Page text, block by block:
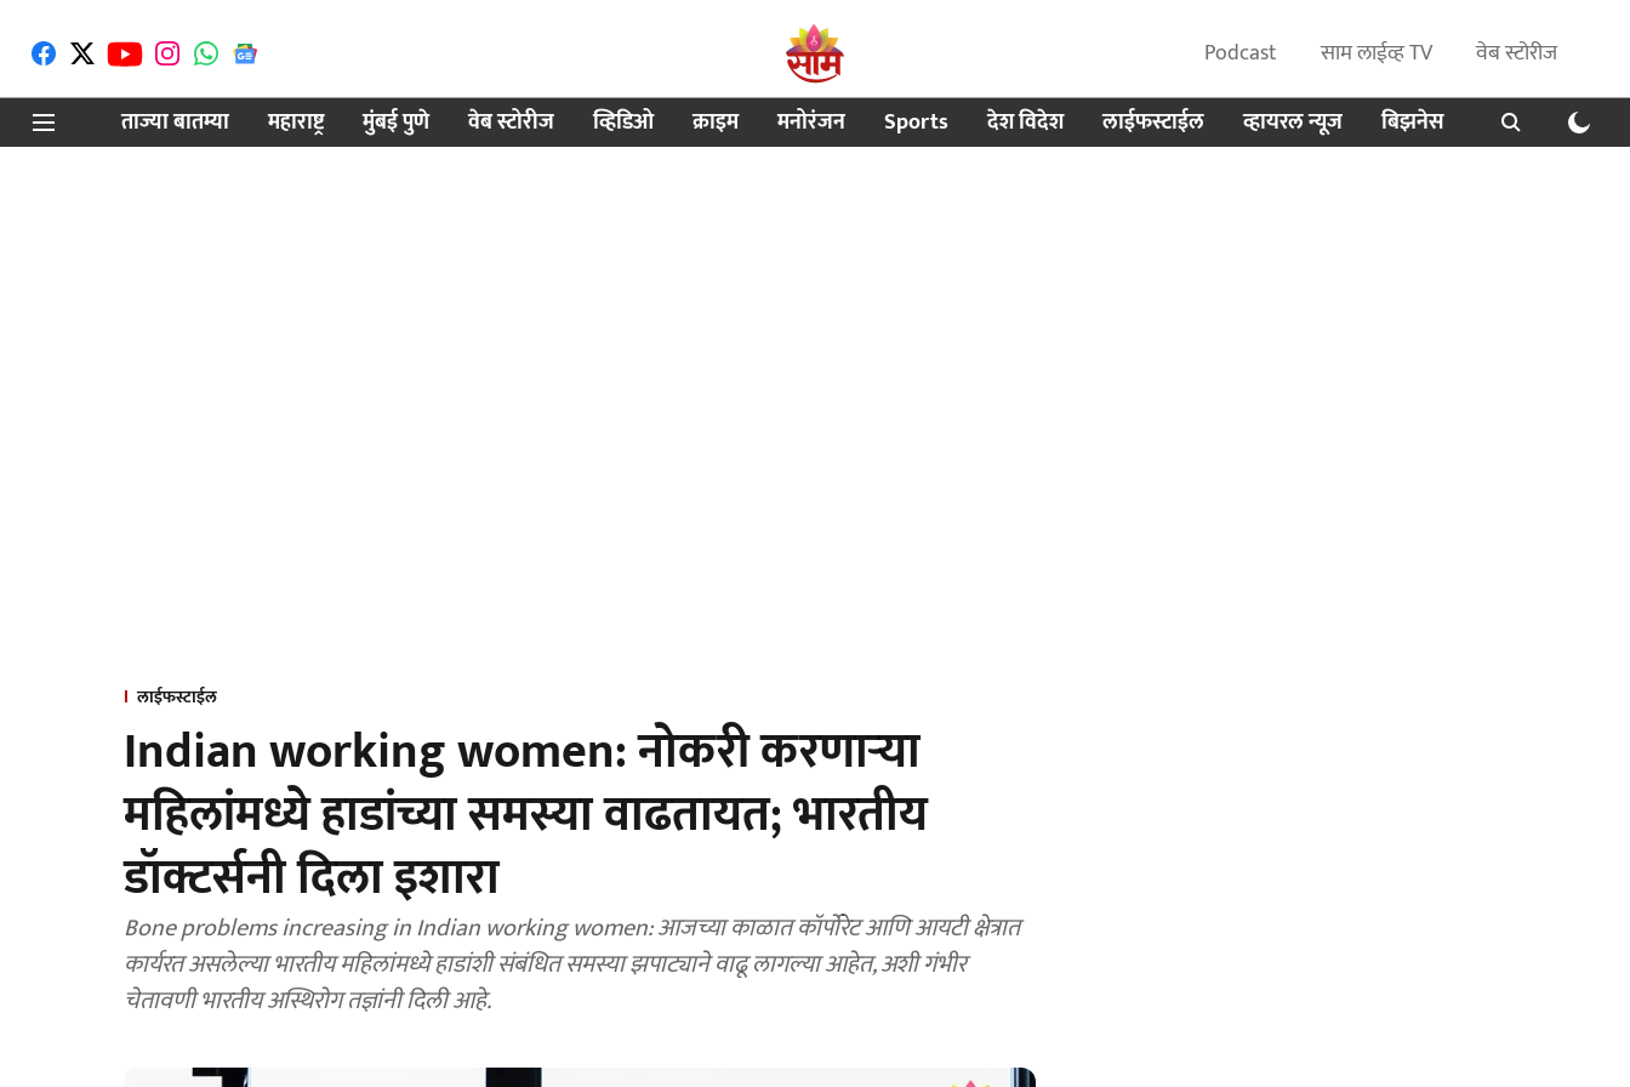
Podcast साम लाईव्ह TV
वेब स्टोरीज
ताज्या बातम्या
महाराष्ट्र मुंबई पुणे वेब स्टोरीज व्हिडिओ क्राइम मनोरंजन Sports देश विदेश लाईफस्टाईल व्हायरल न्यूज बिझनेस
लाईफस्टाईल
Indian working women: नोकरी करणाऱ्या
महिलांमध्ये हाडांच्या समस्या वाढतायत; भारतीय
डॉक्टर्सनी दिला इशारा
Bone problems increasing in Indian working women: आजच्या काळात कॉर्पोरेट आणि आयटी क्षेत्रात
कार्यरत असलेल्या भारतीय महिलांमध्ये हाडांशी संबंधित समस्या झपाट्याने वाढू लागल्या आहेत, अशी गंभीर
चेतावणी भारतीय अस्थिरोग तज्ञांनी दिली आहे.